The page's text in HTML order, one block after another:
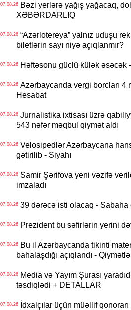
07.08.26Bəzi yerlərə yağış yağacaq,
XƏBƏRDARLIQ
07.08.26“Azərlotereya” yalnız uduşu
biletlərin sayı niyə açıqlanmır?
07.08.26Həftəsonu güclü külək əsəcək
07.08.26Azərbaycanda vergi borcları 4
Hesabat
07.08.26Jurnalistika ixtisası üzrə
543 nəfər məqbul qiymət aldı
07.08.26Velosipedlər Azərbaycana
gətirilib - Siyahı
07.08.26Samir Şərifova yeni vəzifə
imzaladı
07.08.2639 dərəcə isti olacaq - Sabaha
07.08.26Prezident bu səfirlərin yerini
07.08.26Bu il Azərbaycanda tikinti
bahalaşdığı açıqlandı -
07.08.26Media və Yayım Şurası
təsdiqlədi + DETALLAR
07.08.26İdxalçılar üçün müəllif